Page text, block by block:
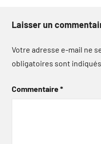
Laisser un
Votre adresse e-mail ne
obligatoires sont
Commentaire*